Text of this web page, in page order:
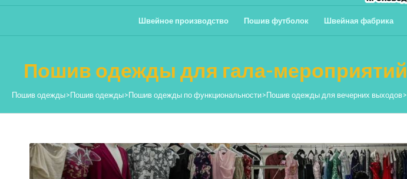
Швейное производство Пошив футболок Швейная фабрика
Пошив одежды для гала-мероприятий
Пошив одежды>Пошив одежды>Пошив одежды по функциональности>Пошив одежды для вечерних выходов>